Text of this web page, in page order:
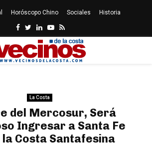
Horóscopo Chino Sociales Historia
Facebook
Twitter
LinkedinYoutube
Rss
La Costa
del Mercosur, Será
Ingresar a Santa Fe
la Costa Santafesina